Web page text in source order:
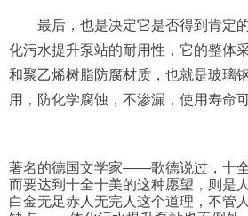
最后，也是决定它是否得到肯定
化污水提升泵站的耐用性，它的整体
和聚乙烯树脂防腐材质，也就是玻璃
用，防化学腐蚀，不渗漏，使用寿命
著名的德国文学家——歌德说过，十全
而要达到十全十美的这种愿望，则是
白金无足赤人无完人这个道理，不管